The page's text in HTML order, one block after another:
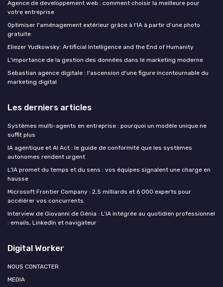
Agence de developpement web : comment choisir la meilleure pour
votre entreprise
Optimiser l'aménagement extérieur grâce à l'IA à partir d'une photo
gratuite
Eliezer Yudkowsky: Artificial Intelligence and the End of Humanity
L'importance de la gestion des données dans le marketing moderne
Sebastian agence digitale : l'ascension d'une figure incontournable du
marketing digital
Les derniers articles
Systèmes multi-agents en entreprise : pourquoi un modèle unique ne
suffit plus
IA agentique et AI Act : le guide de conformité que les systèmes
autonomes rendent urgent
L'IA promet du temps et du sens : vos équipes signalent une charge en
hausse
Microsoft Frontier Company : 2,5 milliards et 6 000 experts pour
accélérer vos concurrents
Interview de Giovanni de Génia : L’IA intégrée au quotidien professionnel
: emails, LinkedIn et navigateur
Digital Worker
NOUS CONTACTER
MEDIA